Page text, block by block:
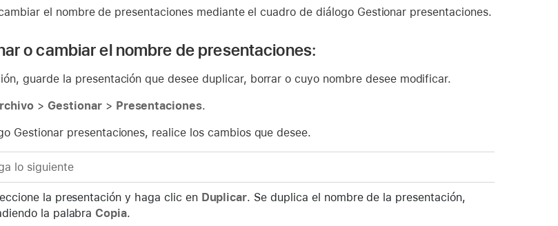
el nombre de presentaciones mediante el cuadro de diálogo Gestionar presentaciones.
o cambiar el nombre de presentaciones:
guarde la presentación que desee duplicar, borrar o cuyo nombre desee modificar.
> Gestionar> Presentaciones.
Gestionar presentaciones, realice los cambios que desee.
lo siguiente
la presentación y haga clic en Duplicar. Se duplica el nombre de la presentación,
la palabra Copia.